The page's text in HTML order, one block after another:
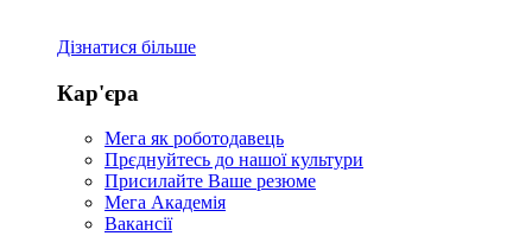
Дізнатися більше
Кар'єра
Мега як роботодавець
Прєднуйтесь до нашої культури
Присилайте Ваше резюме
Мега Академія
Вакансії